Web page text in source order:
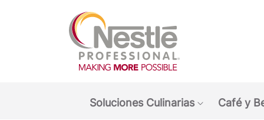
Soluciones Culinarias
Show
Café y